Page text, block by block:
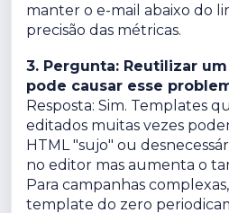
manter o e-mail abaixo do
precisão das métricas.
3. Pergunta: Reutilizar
pode causar esse
Resposta: Sim. Templates
editados muitas vezes
HTML "sujo" ou
no editor mas aumenta o
Para campanhas
template do zero